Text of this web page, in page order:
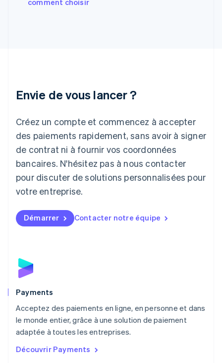
comment choisir
Envie de vous lancer ?
Créez un compte et commencez à accepter
des paiements rapidement, sans avoir à signer
de contrat ni à fournir vos coordonnées
bancaires. N'hésitez pas à nous contacter
pour discuter de solutions personnalisées pour
votre entreprise.
Démarrer Contacter notre équipe
Payments
Acceptez des paiements en ligne, en personne et dans
le monde entier, grâce à une solution de paiement
adaptée à toutes les entreprises.
Découvrir Payments
Japon
Lettonie
English
Liechtenstein
DeutschEnglish
Lituanie
Luxembourg
FrançaisDeutschEnglish
English简体中文
Malte
Norvège
English
English
NederlandsEnglish
Pologne
English
PortuguêsEnglish